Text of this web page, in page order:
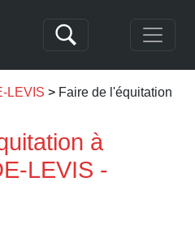
LEVIS Faire de l'équitation à
à
LEVIS -